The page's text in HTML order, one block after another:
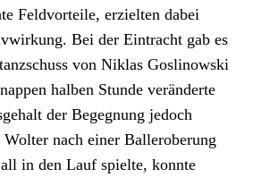
Feldvorteile, erzielten dabei
Bei der Eintracht gab es
von Niklas Goslinowski
halben Stunde veränderte
der Begegnung jedoch
nach einer Balleroberung
in den Lauf spielte, konnte